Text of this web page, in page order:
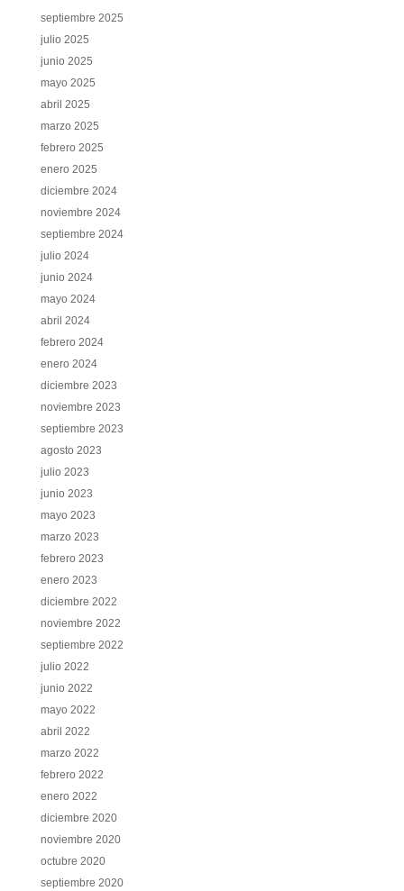
septiembre 2025
julio 2025
junio 2025
mayo 2025
abril 2025
marzo 2025
febrero 2025
enero 2025
diciembre 2024
noviembre 2024
septiembre 2024
julio 2024
junio 2024
mayo 2024
abril 2024
febrero 2024
enero 2024
diciembre 2023
noviembre 2023
septiembre 2023
agosto 2023
julio 2023
junio 2023
mayo 2023
marzo 2023
febrero 2023
enero 2023
diciembre 2022
noviembre 2022
septiembre 2022
julio 2022
junio 2022
mayo 2022
abril 2022
marzo 2022
febrero 2022
enero 2022
diciembre 2020
noviembre 2020
octubre 2020
septiembre 2020